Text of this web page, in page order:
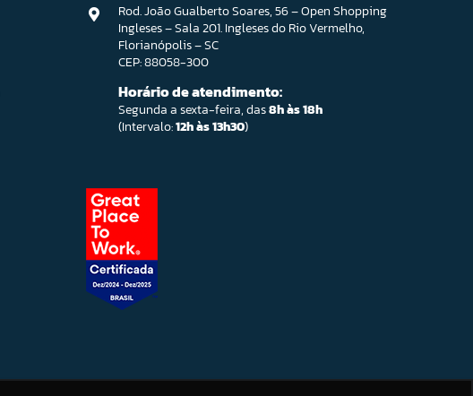
Rod. João Gualberto Soares, 56 – Open Shopping
Ingleses – Sala 201. Ingleses do Rio Vermelho,
Florianópolis – SC
CEP: 88058-300
Horário de atendimento:
Segunda a sexta-feira, das8h às 18h
(Intervalo:12h às 13h30)